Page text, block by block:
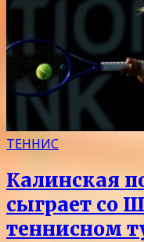
ТЕННИС
Калинская
сыграет со
теннисном